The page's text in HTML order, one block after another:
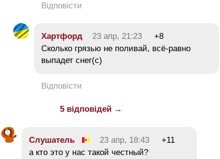
Відповісти
Хартфорд 23 апр, 21:23
+8
Сколько грязью не поливай, всё-равно
выпадет снег(с)
Відповісти
5 відповідей →
Слушатель 23 апр, 18:43
+11
а кто это у нас такой честный?